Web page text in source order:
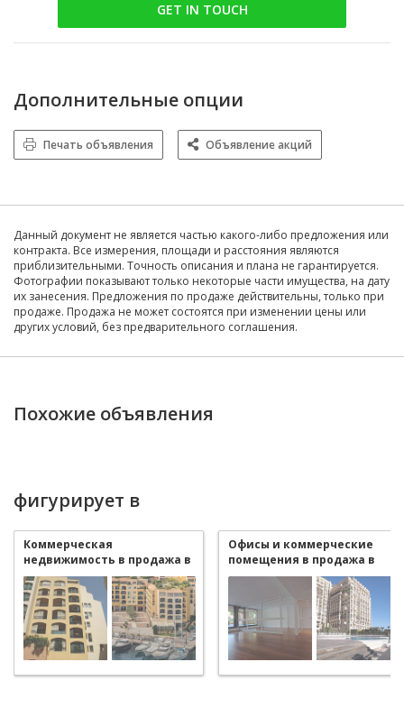
GET IN TOUCH
Дополнительные опции
Печать объявления Объявление акций
Данный документ не является частью какого-либо предложения или
контракта. Все измерения, площади и расстояния являются
приблизительными. Точность описания и плана не гарантируется.
Фотографии показывают только некоторые части имущества, на дату
их занесения. Предложения по продаже действительны, только при
продаже. Продажа не может состоятся при изменении цены или
других условий, без предварительного соглашения.
Похожие объявления
фигурирует в
Коммерческая
недвижимость в продажа в
Monaco Fontvieille
Офисы и коммерческие
помещения в продажа в
Monaco Fontvieille